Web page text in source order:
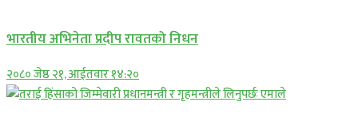
भारतीय अभिनेता प्रदीप रावतको निधन
२०८० जेष्ठ २१, आईतवार १४:२०